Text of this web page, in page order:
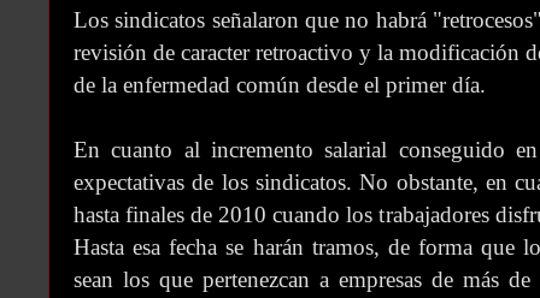
Los sindicatos señalaron que no habrá
revisión de caracter retroactivo y la modificación
de la enfermedad común desde el primer día.
En cuanto al incremento salarial conseguido
expectativas de los sindicatos. No obstante, en
hasta finales de 2010 cuando los trabajadores
Hasta esa fecha se harán tramos, de forma que
sean los que pertenezcan a empresas de más